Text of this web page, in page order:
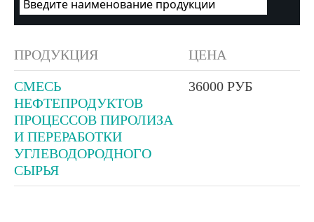
ПРОДУКЦИЯ ЦЕНА
СМЕСЬ
НЕФТЕПРОДУКТОВ
ПРОЦЕССОВ ПИРОЛИЗА
И ПЕРЕРАБОТКИ
УГЛЕВОДОРОДНОГО
СЫРЬЯ
36000 РУБ